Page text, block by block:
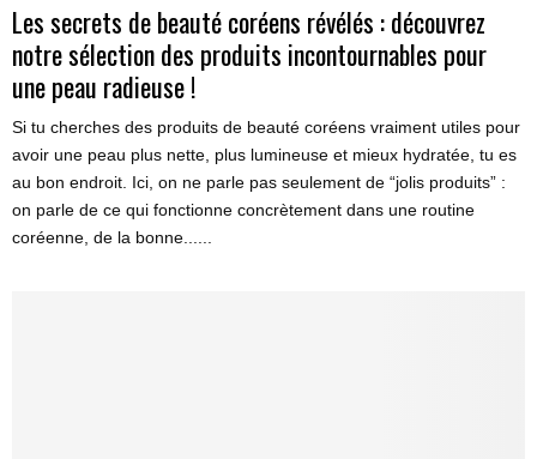
Les secrets de beauté coréens révélés : découvrez
notre sélection des produits incontournables pour
une peau radieuse !
Si tu cherches des produits de beauté coréens vraiment utiles pour
avoir une peau plus nette, plus lumineuse et mieux hydratée, tu es
au bon endroit. Ici, on ne parle pas seulement de “jolis produits” :
on parle de ce qui fonctionne concrètement dans une routine
coréenne, de la bonne......